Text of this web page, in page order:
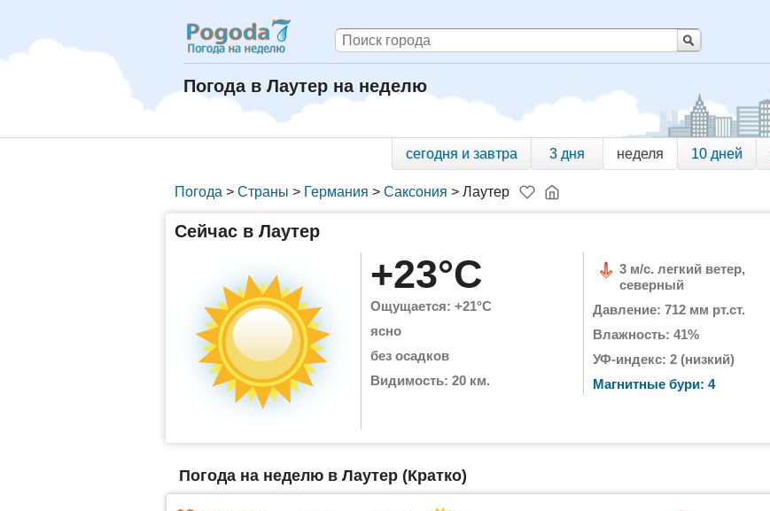
Погода в Лаутер на неделю
сегодня и завтра 3 дня неделя 10 дней
Погода > Страны > Германия > Саксония > Лаутер
Сейчас в Лаутер
+23°C
Ощущается: +21°C
ясно
без осадков
Видимость: 20 км.
3 м/с. легкий ветер,
северный
Давление: 712 мм рт.ст.
Влажность: 41%
УФ-индекс: 2 (низкий)
Магнитные бури: 4
Погода на неделю в Лаутер (Кратко)